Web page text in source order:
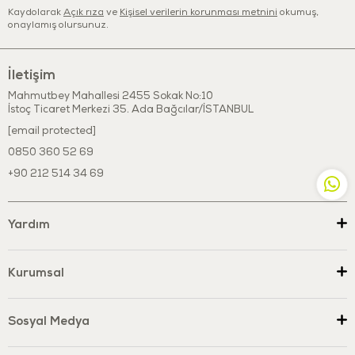
Sabunlu ılık su ile temizleyebilirsiniz.
Kaydolarak Açık rıza ve Kişisel verilerin korunması metnini okumuş,
onaylamış olursunuz.
İletişim
Mahmutbey Mahallesi 2455 Sokak No:10
İstoç Ticaret Merkezi 35. Ada Bağcılar/İSTANBUL
[email protected]
0850 360 52 69
+90 212 514 34 69
Yardım
Kurumsal
Sosyal Medya